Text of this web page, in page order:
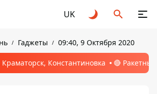
UK
Гаджеты 09:40, 9 Октября 2020
Константиновка 🔴